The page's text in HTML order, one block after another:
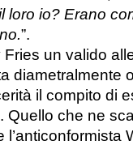
io? Erano
.”.
un valido
diametralmente
il compito di
Quello che ne